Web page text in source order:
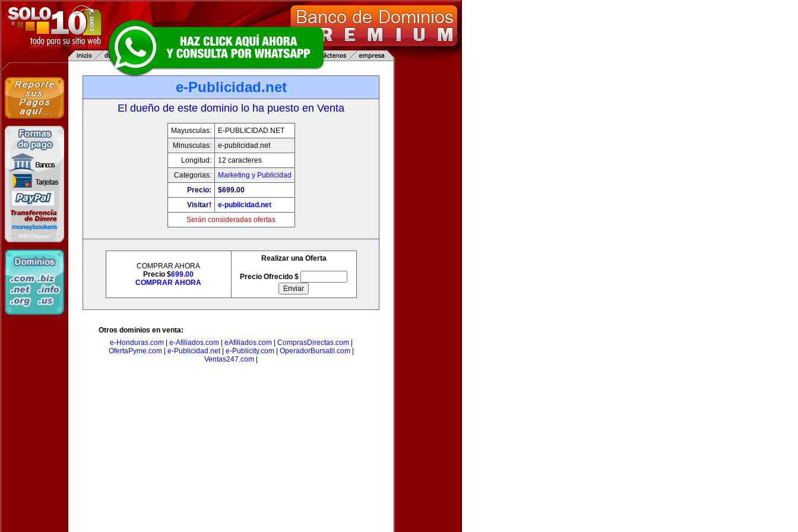
e-Publicidad.net
El dueño de este dominio lo ha puesto en Venta
Mayusculas:
E-PUBLICIDAD.NET
Minusculas:
e-publicidad.net
Longitud:
12 caracteres
Categorias:
Marketing y Publicidad
Precio:
$699.00
Visitar!
e-publicidad.net
Serán consideradas ofertas
COMPRAR AHORA
Precio $699.00
COMPRAR AHORA
Realizar una Oferta
Precio Ofrecido $
Otros dominios en venta:
e-Honduras.com| e-Afiliados.com| eAfiliados.com| ComprasDirectas.com|
OfertaPyme.com| e-Publicidad.net| e-Publicity.com| OperadorBursatil.com|
Ventas247.com